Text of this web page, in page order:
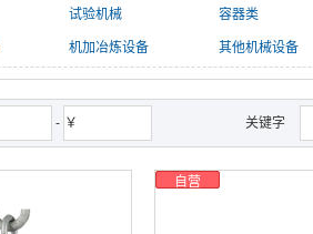
试验机械 容器类
机加冶炼设备 其他机械设备
- ￥ 关键字
自营